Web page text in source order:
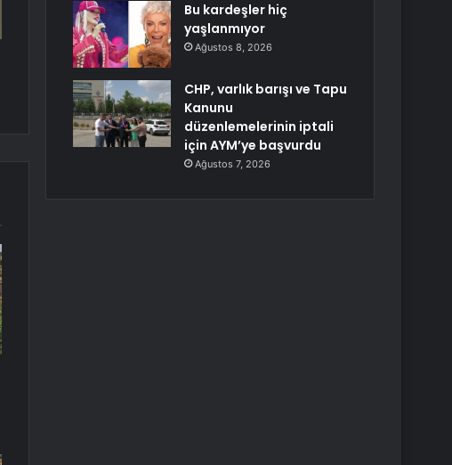
Bu kardeşler hiç
yaşlanmıyor
Ağustos 8, 2026
CHP, varlık barışı ve Tapu
Kanunu
düzenlemelerinin iptali
için AYM’ye başvurdu
Ağustos 7, 2026